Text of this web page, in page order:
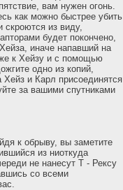
вам нужен огонь.
как можно быстрее убить
скроются из виду,
будет покончено,
иначе напавший на
к Хейзу и с помощью
одно из копий,
и Карл присоединятся
за вашими спутниками
к обрыву, вы заметите
из ниоткуда
не нанесут Т - Рексу
со всеми